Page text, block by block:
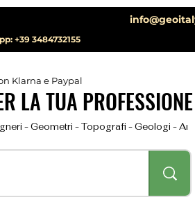
+39 3484732155
Klarna e Paypal
LA TUA PROFESSIONE
- Geometri - Topografi - Geologi -